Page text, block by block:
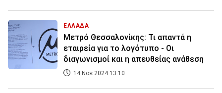
ΕΛΛΑΔΑ
Μετρό Θεσσαλονίκης: Τι απαντά η
εταιρεία για το λογότυπο - Οι
διαγωνισμοί και η απευθείας ανάθεση
14 Νοε 2024 13:10